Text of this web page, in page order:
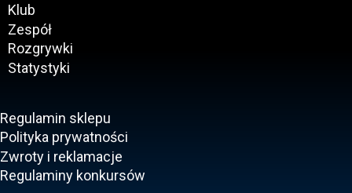
Klub
Zespół
Rozgrywki
Statystyki
Regulamin sklepu
Polityka prywatności
Zwroty i reklamacje
Regulaminy konkursów